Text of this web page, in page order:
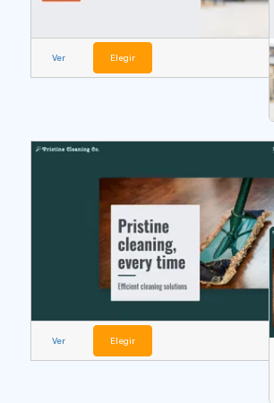
Ver Elegir
Ver Elegir